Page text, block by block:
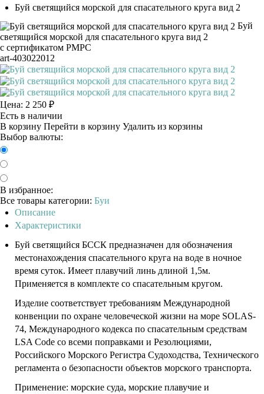
Буй светящийся морской для спасательного круга вид 2
Буй
светящийся морской для спасательного круга вид 2
с сертификатом РМРС
art-403022012
Цена: 2 250 ₽
Есть в наличии
В корзину Перейти в корзину Удалить из корзины
Выбор валюты:
В избранное:
Все товары категории: Буи
Описание
Характеристики
Буй светящийся БССК предназначен для обозначения
местонахождения спасательного круга на воде в ночное
время суток. Имеет плавучий линь длиной 1,5м.
Применяется в комплекте со спасательным кругом.
Изделие соответствует требованиям Международной
конвенции по охране человеческой жизни на море SOLAS-
74, Международного кодекса по спасательным средствам
LSA Code со всеми поправками и Резолюциями,
Российского Морского Регистра Судоходства, Технического
регламента о безопасности объектов морского транспорта.
Применение: морские суда, морские плавучие и